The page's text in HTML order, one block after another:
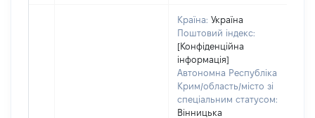
Країна: Україна
Поштовий індекс:
[Конфіденційна
інформація]
Автономна Республіка
Крим/область/місто зі
спеціальним статусом:
Вінницька